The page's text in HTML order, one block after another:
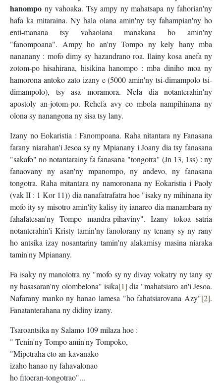
hanompo ny vahoaka. Tsy ampy ny mahatsapa ny fahorian'ny
hafa ka mitaraina. Ny hala olana amin'ny tsy fahampian'ny ho
enti-manana tsy vahaolana manakana ho amin'ny
"fanompoana". Ampy ho an'ny Tompo ny kely hany mba
nananany : mofo dimy sy hazandrano roa. Ilainy kosa anefa ny
zotom-po hisahirana, hisikina hanompo : mba diniho moa ny
hamorona antoko zato izany e (5000 amin'ny tsi-dimampolo tsi-
dimampolo), tsy asa moramora. Nefa dia notanterahin'ny
apostoly an-jotom-po. Rehefa avy eo mbola nampihinana ny
olona sy nanangona ny sisa tsy lany.
Izany no Eokaristia : Fanompoana. Raha nitantara ny Fanasana
farany niarahan'i Jesoa sy ny Mpianany i Joany dia tsy fanasana
"sakafo" no notantarainy fa fanasana "tongotra" (Jn 13, 1ss) : ny
fanaovany ny asan'ny mpanompo, ny andevo, ny fanasana
tongotra. Raha mitantara ny namoronana ny Eokaristia i Paoly
(vak II : 1 Kor 11)) dia nanafatrafatra hoe "isaky ny mihinana ity
mofo ity sy misotro amin'ity kalisy ity ianareo dia manambara ny
fahafatesan'ny Tompo mandra-pihaviny". Izany tokoa satria
notanterahin'i Kristy tamin'ny fanolorany ny tenany sy ny rany
ho antsika izay nosantariny tamin'ny alakamisy masina niaraka
tamin'ny Mpianany.
Fa isaky ny manolotra ny "mofo sy ny divay vokatry ny tany sy
ny hasasaran'ny olombelona" isika[1] dia "mahatsiaro an'i Jesoa.
Nafarany manko ny hanao lamesa "ho fahatsiarovana Azy"[2].
Fanatanterahana ny didiny izany.
Tsaroantsika ny Salamo 109 milaza hoe :
" Tenin'ny Tompo amin'ny Tompoko,
"Mipetraha eto an-kavanako
izaho hanao ny fahavalonao
ho fitoeran-tongotrao"...